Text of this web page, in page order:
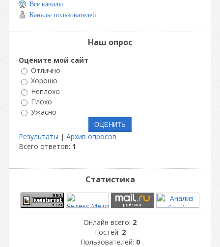
Все каналы
Каналы пользователей
Наш опрос
Оцените мой сайт
Отлично
Хорошо
Неплохо
Плохо
Ужасно
Результаты | Архив опросов
Всего ответов: 1
Статистика
Онлайн всего: 2
Гостей: 2
Пользователей: 0